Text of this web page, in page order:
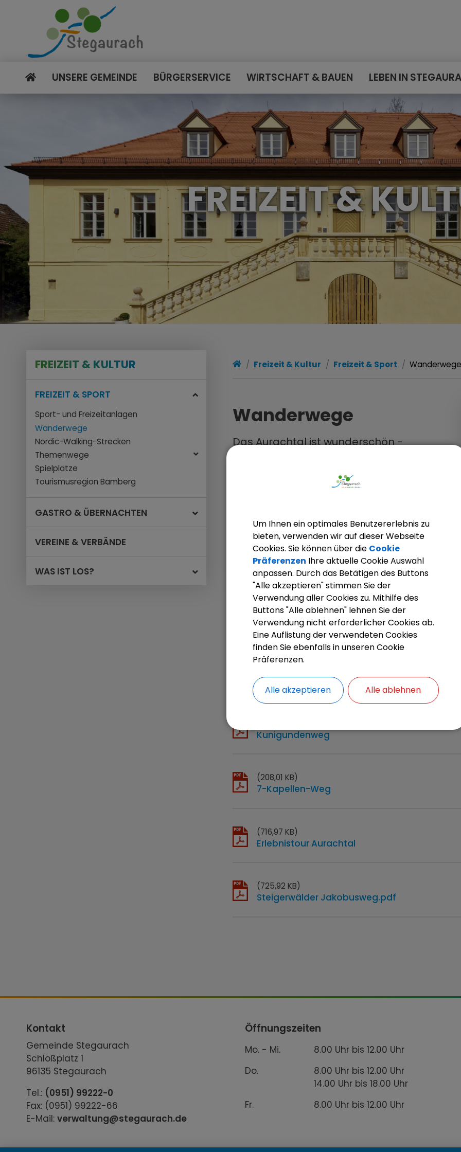
UNSERE GEMEINDE BÜRGERSERVICE WIRTSCHAFT & BAUEN LEBEN IN
FREIZEIT &
FREIZEIT & KULTUR
FREIZEIT & SPORT
Sport- und Freizeitanlagen
Wanderwege
Nordic-Walking-Strecken
Themenwege
Spielplätze
Tourismusregion Bamberg
GASTRO & ÜBERNACHTEN
VEREINE & VERBÄNDE
WAS IST LOS?
Freizeit & Kultur Freizeit & Sport
Wanderwege
Das Aurachtal ist wunderschön -
verschiedenen Wanderwegen in der
Gemeinde Stegaurach wahre
Entdecken Sie doch die eine oder andere Route!
Die genauen Wegführungen finden Sie in den
PDFs unten.
Neu ausgezeichnet wurde kürzlich der
Wanderweg S1 mit einer 9,3 km langen,
familienfreundlichen Runde beginnend an der
(Themenpfad der Artenvielfalt) und Seehöflein
Wegführung, eine Beschreibung und Fotos vom
Steigerwald:
https://www.steigerwald-naturpark.de/wandern/
Kunigundenweg
(208,01 KB)
7-Kapellen-Weg
(716,97 KB)
Erlebnistour Aurachtal
(725,92 KB)
Steigerwälder Jakobusweg.pdf
Kontakt
Gemeinde Stegaurach
Schloßplatz 1
96135 Stegaurach
Tel.: (0951) 99222-0
Fax: (0951) 99222-66
E-Mail:verwaltung@stegaurach.de
Öffnungszeiten
Mo. - Mi.
8.00 Uhr bis 12.00 Uhr
Do.
8.00 Uhr bis 12.00 Uhr
14.00 Uhr bis 18.00 Uhr
Fr.
8.00 Uhr bis 12.00 Uhr
Um Ihnen ein optimales Benutzererlebnis zu
bieten, verwenden wir auf dieser Webseite
Cookies. Sie können über die Cookie
Präferenzen Ihre aktuelle Cookie Auswahl
anpassen. Durch das Betätigen des Buttons
"Alle akzeptieren" stimmen Sie der
Verwendung aller Cookies zu. Mithilfe des
Buttons "Alle ablehnen" lehnen Sie der
Verwendung nicht erforderlicher Cookies ab.
Eine Auflistung der verwendeten Cookies
finden Sie ebenfalls in unseren Cookie
Präferenzen.
Alle akzeptieren Alle ablehnen